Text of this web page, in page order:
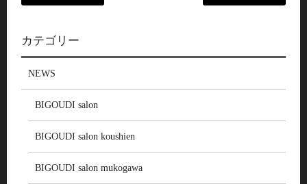
カテゴリー
NEWS
BIGOUDI salon
BIGOUDI salon koushien
BIGOUDI salon mukogawa